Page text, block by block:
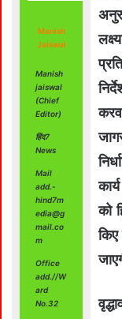
Manish
Jaiswal
Manish
jaiswal
(Chief
Editor)
हिंद7
News
Mail
add.-
hind7m
edia@g
mail.co
m
Office
add.//W
ard
No.32
को
किए